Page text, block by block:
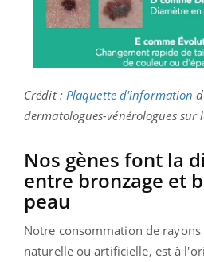
Crédit : Plaquette d'information
dermatologues-vénérologues sur
Nos gènes font la
entre bronzage et
peau
Notre consommation de rayons
naturelle ou artificielle, est à